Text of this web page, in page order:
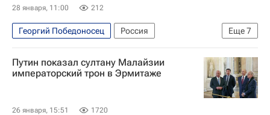
28 января, 11:00 212
Еще7
Георгий Победоносец
Россия
Московская область (Подмосковье)
Люберцы
Владимир Путин
Путин показал султану Малайзии
императорский трон в Эрмитаже
26 января, 15:51 1720